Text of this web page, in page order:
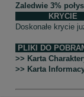
Zaledwie 3%
Doskonałe krycie
PLIKI DO
>> Karta
>> Karta